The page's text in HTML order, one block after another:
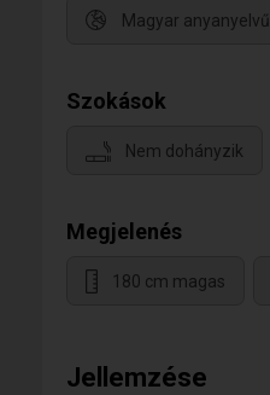
Magyar anyanyelvű
Szokások
Nem dohányzik
Megjelenés
180 cm magas
Jellemzése